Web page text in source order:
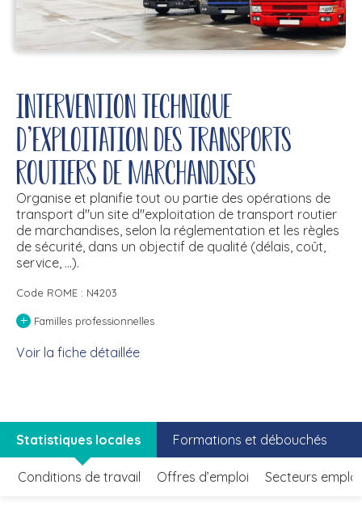
Intervention technique
d'exploitation des transports
routiers de marchandises
Organise et planifie tout ou partie des opérations de
transport d''un site d''exploitation de transport routier
de marchandises, selon la réglementation et les règles
de sécurité, dans un objectif de qualité (délais, coût,
service, ...).
Code ROME : N4203
+ Familles professionnelles
Voir la fiche détaillée
Statistiques locales Formations et débouchés
Conditions de travail Offres d’emploi Secteurs